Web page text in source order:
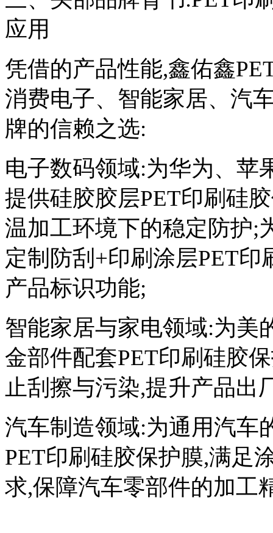
应用
凭借的产品性能,鑫佑鑫
消费电子、智能家居、汽
牌的信赖之选:
电子数码领域:为华为、苹
提供硅胶胶层PET印刷硅
温加工环境下的稳定防护;
定制防刮+印刷涂层PET
产品标识功能;
智能家居与家电领域:为美
金部件配套PET印刷硅胶
止刮擦与污染,提升产品出
汽车制造领域:为通用汽车
PET印刷硅胶保护膜,满足
求,保障汽车零部件的加工